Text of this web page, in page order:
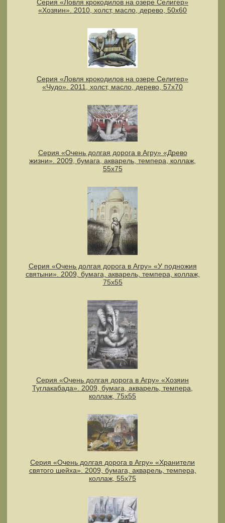
Серия «Ловля крокодилов на озере Селигер»
«Хозяин». 2010, холст, масло, дерево, 50х60
Серия «Ловля крокодилов на озере Селигер»
«Чудо». 2011, холст, масло, дерево, 57х70
Серия «Очень долгая дорога в Агру» «Древо
жизни». 2009, бумага, акварель, темпера, коллаж,
55х75
Серия «Очень долгая дорога в Агру» «У подножия
святыни». 2009, бумага, акварель, темпера, коллаж,
75х55
Серия «Очень долгая дорога в Агру» «Хозяин
Туглакабада». 2009, бумага, акварель, темпера,
коллаж, 75х55
Серия «Очень долгая дорога в Агру» «Хранители
святого шейха». 2009, бумага, акварель, темпера,
коллаж, 55х75